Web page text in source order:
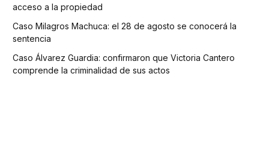
acceso a la propiedad
Caso Milagros Machuca: el 28 de agosto se conocerá la
sentencia
Caso Álvarez Guardia: confirmaron que Victoria Cantero
comprende la criminalidad de sus actos